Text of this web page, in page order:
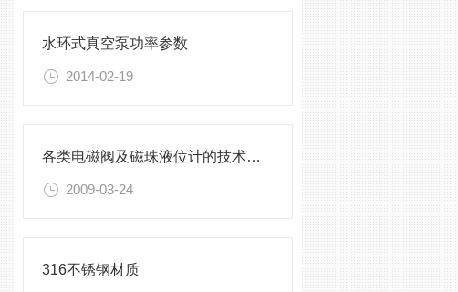
水环式真空泵功率参数
2014-02-19
各类电磁阀及磁珠液位计的技术研讨
2009-03-24
316不锈钢材质